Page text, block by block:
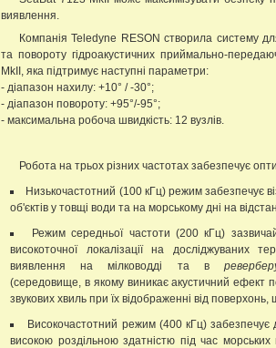
виявлення.
Компанія Teledyne RESON створила систему
та повороту гідроакустичних приймально-
MkII, яка підтримує наступні параметри:
- діапазон нахилу: +10° / -30°;
- діапазон повороту: +95°/-95°;
- максимальна робоча швидкість: 12 вузлів.
Робота на трьох різних частотах забезпечує
Низькочастотний (100 кГц) режим забезпечує
об'єктів у товщі води та на морському дні на
Режим середньої частоти (200 кГц)
високоточної локалізації на досліджуваних
виявлення на мілководді та в
(середовище, в якому виникає акустичний ефект
звукових хвиль при їх відображенні від
Високочастотний режим (400 кГц) забезпечує
високою роздільною здатністю під час